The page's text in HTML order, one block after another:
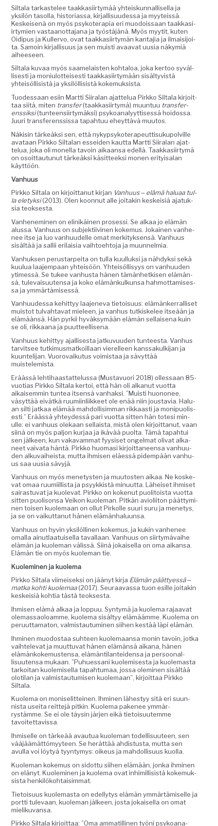
Sil­ta­la tarkastelee taakkasi­ir­tymää yhteiskun­nal­lisel­la ja
yksilön tasol­la, his­to­ri­as­sa, kir­jal­lisu­udessa ja myyteis­sä.
Keskeisenä on myös psykoter­apia eri muodois­saan taakkasi­
ir­tymien vas­taan­ot­ta­jana ja työstäjänä. Myös myytit, kuten
Oidi­pus ja Kuller­vo, ovat taakkasi­ir­tymän kan­ta­jia ja ilmaisi­joi­
ta. Samoin kir­jal­lisu­us ja sen muisti avaa­vat uusia näkymiä
aiheeseen.
Sil­ta­la kuvaa myös saame­lais­ten kohtaloa, joka ker­too syväl­
lis­es­ti ja moni­u­lot­teis­es­ti taakkasi­ir­tymään sisäl­tyvistä
yhteisöl­li­sistä ja yksilöl­li­sistä kokemuksista.
Tuodessaan esi­in Mart­ti Siiralan ajat­telua Pirkko Sil­ta­la kir­joit­
taa siitä, miten trans­fer(taakkasi­ir­tymä) muun­tuu trans­fer­
enssik­si(tun­teen­si­ir­tymäk­si) psyko­ana­lyyt­tisessä hoi­dos­sa.
Juuri trans­fer­enssis­sa tapah­tuu eheyt­tävä muutos.
Näk­isin tärkeäk­si sen, että nykyp­sykoter­apeut­tisukupolville
avataan Pirkko Sil­ta­lan essei­den kaut­ta Mart­ti Siiralan ajat­
telua, joka oli monel­la tavoin aikaansa edel­lä. Taakkasi­ir­tymä
on osoit­tau­tunut tärkeäk­si käsit­teek­si mon­en eri­ty­isalan
käyttöön.
Van­hu­us
Pirkko Sil­ta­la on kir­joit­tanut kir­jan Van­hu­us ‒ elämä halu­aa tul­
la ele­tyk­si(2013). Olen koon­nut alle joitakin keskeisiä ajatuk­
sia teoksesta.
Van­hen­e­m­i­nen on elinikäi­nen pros­es­si. Se alkaa jo elämän
alus­sa. Van­hu­us on sub­jek­ti­ivi­nen koke­mus. Jokainen van­he­
nee itse ja luo van­hu­udelle omat merk­i­tyk­sen­sä. Van­hu­us
sisältää ja sal­lii eri­laisia vai­h­toe­hto­ja ja muunnelmia.
Van­huk­sen perus­tarpei­ta on tul­la kuul­luk­si ja nähdyk­si sekä
kuu­lua laa­jem­paan yhteisöön. Yhteisöl­lisyys on van­hu­u­den
ytimessä. Se tukee van­hus­ta hänen tämän­hetkisen elämän­
sä, tule­vaisuuten­sa ja koko elämänkulkun­sa hah­mot­tamises­
sa ja ymmärtämisessä.
Van­hu­udessa kehit­tyy laa­jene­va tietoisu­us: elämänker­ral­liset
muis­tot tul­vah­ta­vat mieleen, ja van­hus tutkiskelee itseään ja
elämään­sä. Hän pyrkii hyväksymään elämän sel­l­aise­na kuin
se oli, rikkaana ja puutteellisena.
Van­hu­us kehit­tyy ajal­lis­es­ta jatku­vu­u­den tun­teesta. Van­hus
tarvit­see tutkimus­matkoil­laan vierelleen kanssakulk­i­jan ja
kuun­teli­jan. Vuorovaiku­tus voimis­taa ja sävyt­tää
muistelemista.
Eräässä lehti­haas­tat­telus­sa (Mus­tavuori 2018) ollessaan 85-
vuo­tias Pirkko Sil­ta­la ker­toi, että hän oli alka­nut vuot­ta
aikaisem­min tun­tea itsen­sä van­hak­si. ”Muisti huononee,
väsyt­tää eivätkä ruumi­in­li­ik­keet ole enää niin jous­tavia. Halu­
an silti jatkaa elämää mah­dol­lisim­man rikkaasti ja monipuolis­
es­ti.” Eräässä yhtey­dessä pari vuot­ta sit­ten hän tote­si min­
ulle: ei van­hu­us olekaan sel­l­aista, mis­tä olen kir­joit­tanut, vaan
siinä on myös paljon kur­jaa ja ikävää puol­ta. Tämä tapah­tui
sen jäl­keen, kun vakavam­mat fyy­siset ongel­mat oli­vat alka­
neet vai­va­ta hän­tä. Pirkko huo­masi kir­joit­ta­neen­sa van­hu­u­
den alku­vai­heista, mut­ta ihmisen eläessä pidem­pään van­hu­
us saa uusia sävyjä.
Van­hu­us on myös mene­tys­ten ja muu­tosten aikaa. Ne koske­
vat omaa ruumi­il­lista ja psyykkistä min­u­ut­ta. Läheiset ihmiset
sairas­tu­vat ja kuol­e­vat. Pirkko on kokenut puoli­toista vuot­ta
sit­ten puolison­sa Veikon kuole­man. Pitkän avi­o­li­iton päät­tymi­
nen toisen kuole­maan on ollut Pirkolle suuri suru ja mene­tys,
ja se on vaikut­tanut hänen elämänhaluunsa.
Van­hu­us on hyvin yksilölli­nen koke­mus, ja kukin van­he­nee
oma­l­la ain­ut­laa­tuisel­la taval­laan. Van­hu­us on siir­tymä­vai­he
elämän ja kuole­man välis­sä. Siinä jokaisel­la on oma aikansa.
Elämän tie on myös kuole­man tie.
Kuolem­i­nen ja kuolema
Pirkko Sil­ta­la viimeisek­si on jäänyt kir­ja Elämän päät­tyessä ‒
mat­ka kohti kuole­maa(2017). Seu­raavas­sa tuon esille joitakin
keskeisiä kohtia tästä teoksesta.
Ihmisen elämä alkaa ja lop­puu. Syn­tymä ja kuole­ma rajaa­vat
ole­mas­saoloamme, kuole­ma sisäl­tyy elämäämme. Kuole­ma on
peru­ut­tam­a­ton, valmis­tau­tu­mi­nen siihen kestää läpi elämän.
Ihmi­nen muo­dostaa suh­teen kuole­maansa monin tavoin, jot­ka
vai­htel­e­vat ja muut­tuvat hänen elämän­sä aikana, hänen
elämänkoke­musten­sa, elämän­ti­lantei­den­sa ja per­soon­al­
lisuuten­sa mukaan. ”Puhues­sani kuolemis­es­ta ja kuole­mas­ta
tarkoi­tan kuolemisel­la tapah­tu­maa, jos­sa olem­i­nen sisältää
oloti­lan ja valmis­tau­tu­misen kuole­maan”, kir­joit­taa Pirkko
Siltala.
Kuole­ma on moniselit­teinen. Ihmi­nen läh­estyy sitä eri suun­
nista usei­ta reit­te­jä pitkin. Kuole­ma pak­e­nee ymmär­
rystämme. Se ei ole täysin jär­jen eikä tietoisu­utemme
tavoitettavissa.
Ihmiselle on tärkeää avau­tua kuole­man todel­lisu­u­teen, sen
vääjäämät­tömyy­teen. Se herät­tää ahdis­tus­ta, mut­ta sen
avul­la voi löy­tyä tyyn­tymys: oikeus ja mah­dol­lisu­us kuolla.
Kuole­man koke­mus on sidot­tu siihen elämään, jon­ka ihmi­nen
on elänyt. Kuolem­i­nen ja kuole­ma ovat inhimil­li­sistä koke­muk­
sista henkilökohtaisimmat.
Tietoisu­us kuole­mas­ta on edel­ly­tys elämän ymmärtämiselle ja
port­ti tule­vaan, kuole­man jäl­keen, jos­ta jokaisel­la on omat
mielikuvansa.
Pirkko Sil­ta­la kir­joit­taa: ”Oma ammatill­i­nen työni psyko­ana­